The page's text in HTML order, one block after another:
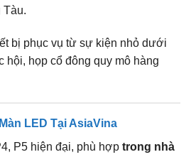
Tàu.
bị phục vụ từ sự kiện nhỏ dưới
hội, họp cổ đông quy mô hàng
LED Tại AsiaVina
P5 hiện đại, phù hợp trong nhà